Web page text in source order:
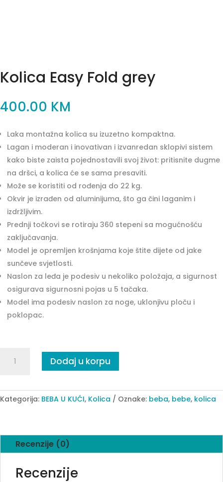
Kolica Easy Fold grey
400.00 KM
Laka montažna kolica su izuzetno kompaktna.
Lagan i moderan i inovativan i izvanredan sklopivi sistem
kako biste zaista pojednostavili svoj život: pritisnite dugme
na dršci, a kolica će se sama presaviti.
Može se koristiti od rođenja do 22 kg.
Okvir je izrađen od aluminijuma, što ga čini laganim i
izdržljivim.
Prednji točkovi se rotiraju 360 stepeni sa mogućnošću
zaključavanja.
Model je opremljen krošnjama koje štite dijete od jake
sunčeve svjetlosti.
Naslon za leđa je podesiv u nekoliko položaja, a sigurnost
osigurava sigurnosni pojas u 5 tačaka.
Model ima podesiv naslon za noge, uklonjivu ploču i
poklopac.
Easy
quantity
Dodaj u korpu
Kategorija: BEBA U KUĆI, Kolica Oznake: beba, bebe, kolica
Recenzije (0)
Recenzije